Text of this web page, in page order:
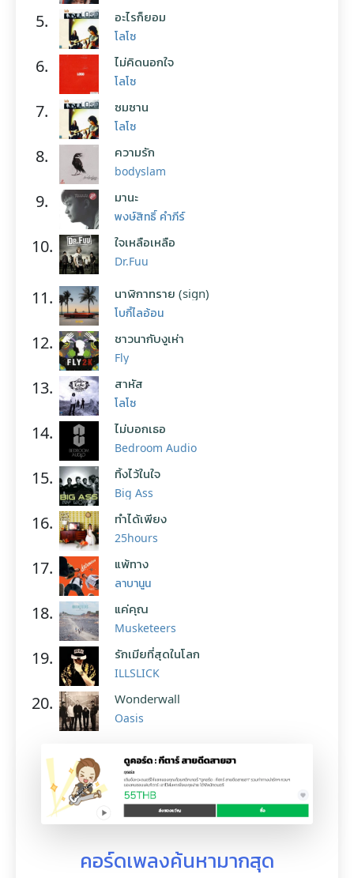
5. อะไรก็ยอม
โลโซ
6. ไม่คิดนอกใจ
โลโซ
7. ซมซาน
โลโซ
8. ความรัก
bodyslam
9. มานะ
พงษ์สิทธิ์ คำภีร์
10. ใจเหลือเหลือ
Dr.Fuu
11. นาฬิกาทราย (sign)
โบกี้ไลอ้อน
12. ชาวนากับงูเห่า
Fly
13. สาหัส
โลโซ
14. ไม่บอกเธอ
Bedroom Audio
15. ทิ้งไว้ในใจ
Big Ass
16. ทำได้เพียง
25hours
17. แพ้ทาง
ลาบานูน
18. แค่คุณ
Musketeers
19. รักเมียที่สุดในโลก
ILLSLICK
20. Wonderwall
Oasis
คอร์ดเพลงค้นหามากสุด